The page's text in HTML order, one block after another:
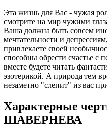
Эта жизнь для Вас - чужая
смотрите на мир чужими
Ваша должна быть совсем
мечтательности и
привлекаете своей
способны обрести счастье
вместе будете читать
эзотерикой. А природа тем
незаметно "слепит" из вас
Характерные
ШАВЕРНЕВА